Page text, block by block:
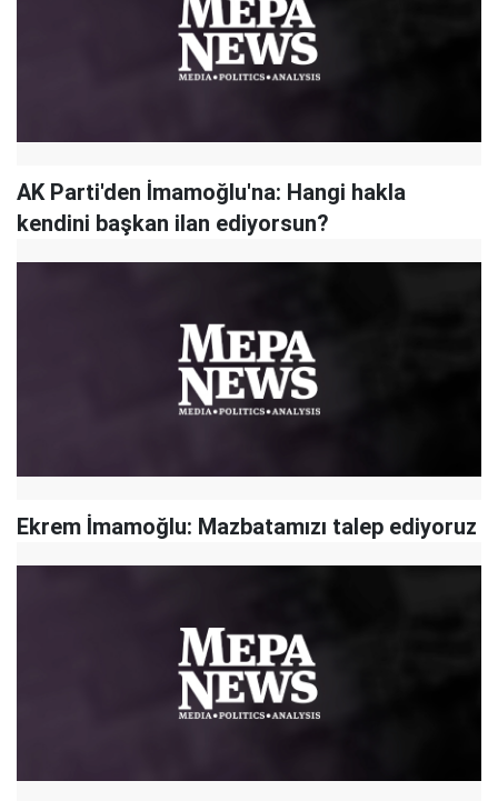
AK Parti'den İmamoğlu'na: Hangi hakla
kendini başkan ilan ediyorsun?
Ekrem İmamoğlu: Mazbatamızı talep ediyoruz